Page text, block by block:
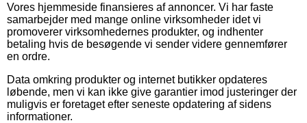
Vores hjemmeside finansieres af annoncer. Vi har faste
samarbejder med mange online virksomheder idet vi
promoverer virksomhedernes produkter, og indhenter
betaling hvis de besøgende vi sender videre gennemfører
en ordre.
Data omkring produkter og internet butikker opdateres
løbende, men vi kan ikke give garantier imod justeringer der
muligvis er foretaget efter seneste opdatering af sidens
informationer.